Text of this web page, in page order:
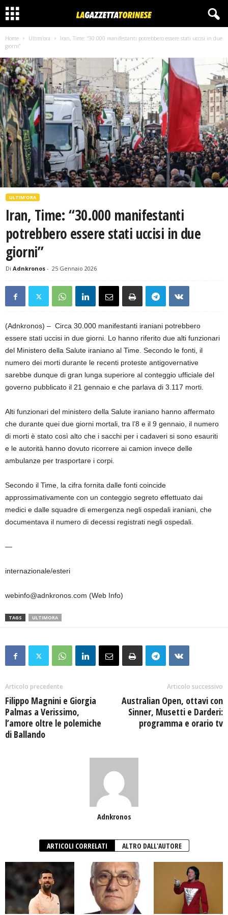
Home Ultim'ora
Iran, Time: “30.000 manifestanti potrebbero essere stati uccisi in due
giorni”
ULTIM'ORA
Iran, Time: “30.000 manifestanti
potrebbero essere stati uccisi in due
giorni”
Di Adnkronos - 25 Gennaio 2026
(Adnkronos) – Circa 30.000 manifestanti iraniani potrebbero
essere stati uccisi in due giorni. Lo hanno riferito due alti funzionari
del Ministero della Salute iraniano al Time. Secondo le fonti, il
numero dei morti durante le recenti proteste antigovernative
sarebbe dunque di gran lunga superiore al conteggio ufficiale del
governo pubblicato il 21 gennaio e che parlava di 3.117 morti.
Alti funzionari del ministero della Salute iraniano hanno affermato
che durante quei due giorni mortali, tra l’8 e il 9 gennaio, il numero
di morti è stato così alto che i sacchi per i cadaveri si sono esauriti
e le autorità hanno dovuto ricorrere ai camion invece delle
ambulanze per trasportare i corpi.
Secondo il Time, la cifra fornita dalle fonti coincide
approssimativamente con un conteggio segreto effettuato dai
medici e dalle squadre di emergenza negli ospedali iraniani, che
documentava il numero di decessi registrati negli ospedali.
—
internazionale/esteri
webinfo@adnkronos.com (Web Info)
TAGS ULTIMORA
Articolo precedente
Filippo Magnini e Giorgia
Palmas a Verissimo,
l’amore oltre le polemiche
di Ballando
Articolo successivo
Australian Open, ottavi con
Sinner, Musetti e Darderi:
programma e orario tv
Adnkronos
ARTICOLI CORRELATI ALTRO DALL'AUTORE